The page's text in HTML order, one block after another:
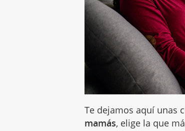
Te dejamos aquí unas
mamás, elige la que